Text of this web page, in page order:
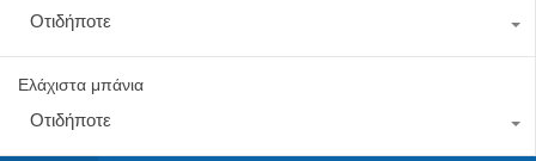
Οτιδήποτε
Ελάχιστα μπάνια
Οτιδήποτε